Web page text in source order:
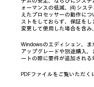
ォーマンスの低減、(4) シス
えたプロセッサーの動作に
ストをしておらず、保証を
変更して使用した場合を含み
Windowsのエディション、
アップグレードや別途購入
ートの際に要件が追加される
PDFファイルをご覧いただく